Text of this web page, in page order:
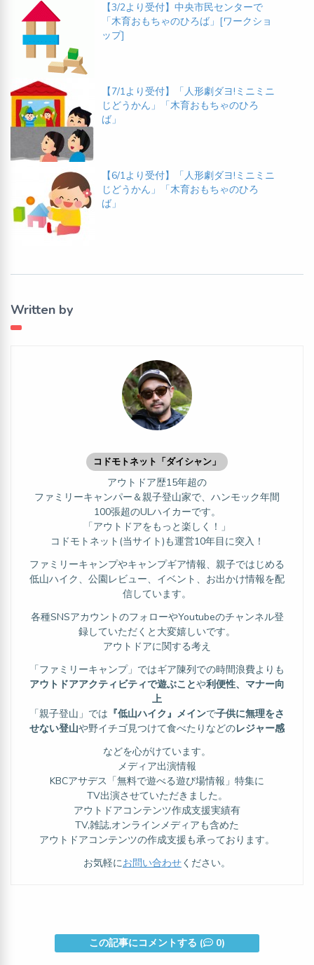
【3/2より受付】中央市民センターで
「木育おもちゃのひろば」[ワークショ
ップ]
【7/1より受付】「人形劇ダヨ!ミニミニ
じどうかん」「木育おもちゃのひろ
ば」
【6/1より受付】「人形劇ダヨ!ミニミニ
じどうかん」「木育おもちゃのひろ
ば」
Written by
コドモトネット「ダイシャン」
アウトドア歴15年超の
ファミリーキャンパー＆親子登山家で、ハンモック年間
100張超のULハイカーです。
「アウトドアをもっと楽しく！」
コドモトネット(当サイト)も運営10年目に突入！
ファミリーキャンプやキャンプギア情報、親子ではじめる
低山ハイク、公園レビュー、イベント、お出かけ情報を配
信しています。
各種SNSアカウントのフォローやYoutubeのチャンネル登
録していただくと大変嬉しいです。
アウトドアに関する考え
「ファミリーキャンプ」ではギア陳列での時間浪費よりも
アウトドアアクティビティで遊ぶことや利便性、マナー向
上
「親子登山」では 『低山ハイク』メインで子供に無理をさ
せない登山や野イチゴ見つけて食べたりなどのレジャー感
などを心がけています。
メディア出演情報
KBCアサデス「無料で遊べる遊び場情報」特集に
TV出演させていただきました。
アウトドアコンテンツ作成支援実績有
TV,雑誌,オンラインメディアも含めた
アウトドアコンテンツの作成支援も承っております。
お気軽にお問い合わせください。
この記事にコメントする ( 0)